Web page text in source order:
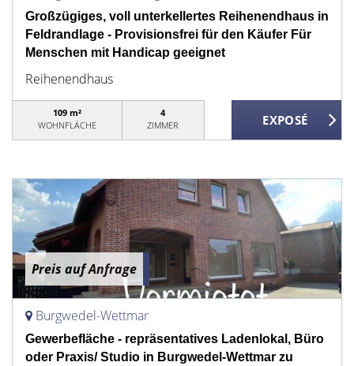
Großzügiges, voll unterkellertes Reihenendhaus in
Feldrandlage - Provisionsfrei für den Käufer Für
Menschen mit Handicap geeignet
Reihenendhaus
109 m²
WOHNFLÄCHE
4
ZIMMER
Preis auf Anfrage
Burgwedel-Wettmar
Gewerbefläche - repräsentatives Ladenlokal, Büro
oder Praxis/ Studio in Burgwedel-Wettmar zu